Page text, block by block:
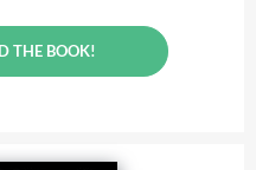
THE BOOK!